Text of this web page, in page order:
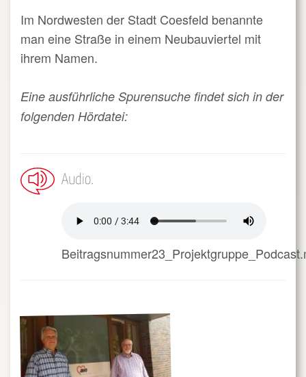
Im Nordwesten der Stadt Coesfeld benannte
man eine Straße in einem Neubauviertel mit
ihrem Namen.
Eine ausführliche Spurensuche findet sich in der
folgenden Hördatei:
Audio